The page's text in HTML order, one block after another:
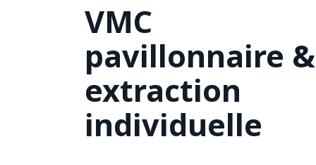
VMC
pavillonnaire &
extraction
individuelle